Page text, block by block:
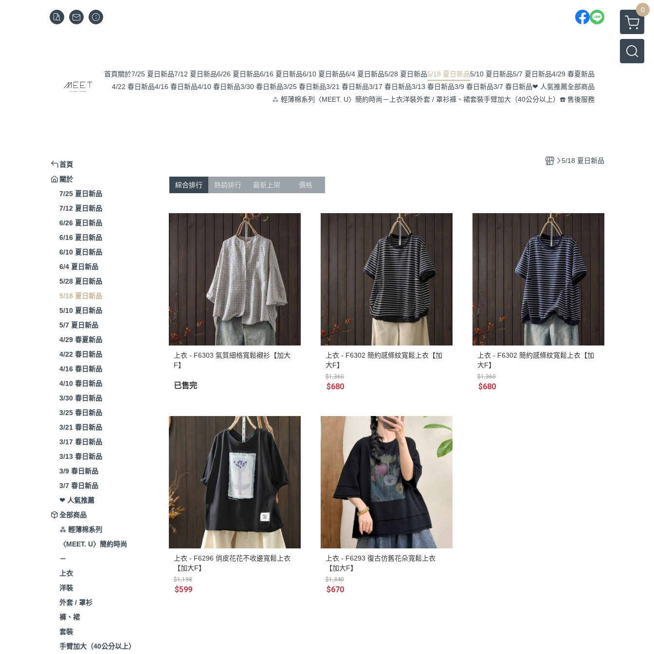
0
首頁關於7/25 夏日新品7/12 夏日新品6/26 夏日新品6/16 夏日新品6/10 夏日新品6/4 夏日新品5/28 夏日新品5/18 夏日新品5/10 夏日新品5/7 夏日新品4/29 春夏新品
4/22 春日新品4/16 春日新品4/10 春日新品3/30 春日新品3/25 春日新品3/21 春日新品3/17 春日新品3/13 春日新品3/9 春日新品3/7 春日新品❤ 人氣推薦全部商品
⁂ 輕薄棉系列
〈MEET. U〉簡約時尚－ 上衣洋裝外套 / 罩衫褲、裙套裝手臂加大（40公分以上） ☎️ 售後服務
首頁
關於
7/25 夏日新品
7/12 夏日新品
6/26 夏日新品
6/16 夏日新品
6/10 夏日新品
6/4 夏日新品
5/28 夏日新品
5/18 夏日新品
5/10 夏日新品
5/7 夏日新品
4/29 春夏新品
4/22 春日新品
4/16 春日新品
4/10 春日新品
3/30 春日新品
3/25 春日新品
3/21 春日新品
3/17 春日新品
3/13 春日新品
3/9 春日新品
3/7 春日新品
❤ 人氣推薦
全部商品
⁂ 輕薄棉系列
〈MEET. U〉簡約時尚
－
上衣
洋裝
外套 / 罩衫
褲、裙
套裝
手臂加大（40公分以上）
5/18 夏日新品
綜合排行 熱銷排行 最新上架 價格
上衣 - F6303 氣質細格寬鬆襯衫【加大
F】
已售完
上衣 - F6302 簡約感條紋寬鬆上衣【加
大F】
$1,360
$680
上衣 - F6302 簡約感條紋寬鬆上衣【加
大F】
$1,360
$680
上衣 - F6296 俏皮花花不收邊寬鬆上衣
【加大F】
$1,198
$599
上衣 - F6293 復古仿舊花朵寬鬆上衣
【加大F】
$1,340
$670